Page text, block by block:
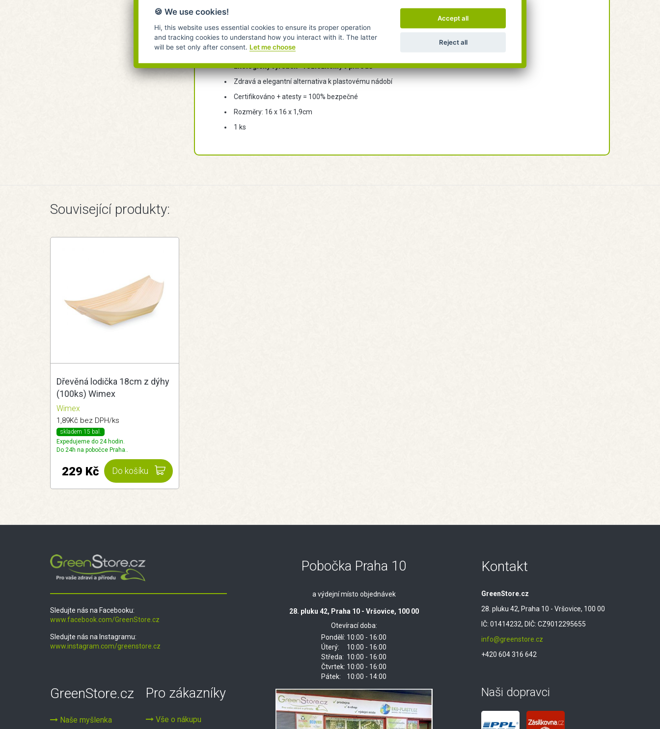
Snadné mytí a údržba
Opakovaně použitelný výrobek
Ekologický výrobek - rozložitelný v přírodě
Zdravá a elegantní alternativa k plastovému nádobí
Certifikováno + atesty = 100% bezpečné
Rozměry: 16 x 16 x 1,9cm
1 ks
Související produkty:
Dřevěná lodička 18cm z dýhy
(100ks) Wimex
Wimex
1,89Kč bez DPH/ks
skladem 15 bal.
Expedujeme do 24 hodin.
Do 24h na pobočce Praha..
Do košíku
229 Kč
Sledujte nás na Facebooku:
www.facebook.com/GreenStore.cz
Sledujte nás na Instagramu:
www.instagram.com/greenstore.cz
Pobočka Praha 10
a výdejní místo objednávek
28. pluku 42, Praha 10 - Vršovice, 100 00
Otevírací doba:
Pondělí: 10:00 - 16:00
Úterý:
10:00 - 16:00
Středa: 10:00 - 16:00
Čtvrtek: 10:00 - 16:00
Pátek:
10:00 - 14:00
Kontakt
GreenStore.cz
28. pluku 42, Praha 10 - Vršovice, 100 00
IČ: 01414232, DIČ: CZ9012295655
info@greenstore.cz
+420 604 316 642
GreenStore.cz
Naše myšlenka
Pro zákazníky
Vše o nákupu
Naši dopravci
🍪 We use cookies!
Hi, this website uses essential cookies to ensure its proper operation
and tracking cookies to understand how you interact with it. The latter
will be set only after consent. Let me choose
Accept all
Reject all